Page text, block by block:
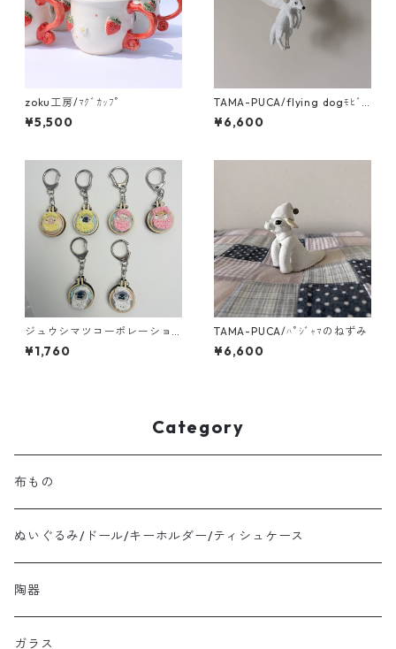
zoku工房/ﾏｸﾞｶｯﾌﾟ
¥5,500
TAMA-PUCA/flying dogﾓﾋﾞｰ
ﾙ
¥6,600
ジュウシマツコーポレーショ
ン/刺繍キーホルダー
¥1,760
TAMA-PUCA/ﾊﾟｼﾞｬﾏのねずみ
¥6,600
Category
布もの
ぬいぐるみ/ドール/キーホルダー/ティシュケース
陶器
ガラス